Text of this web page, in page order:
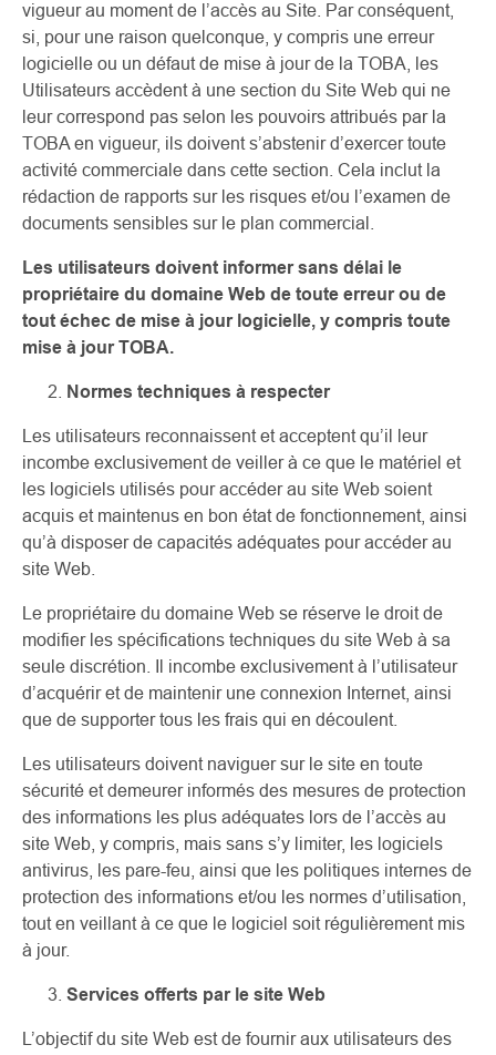
vigueur au moment de l’accès au Site. Par conséquent,
si, pour une raison quelconque, y compris une erreur
logicielle ou un défaut de mise à jour de la TOBA, les
Utilisateurs accèdent à une section du Site Web qui ne
leur correspond pas selon les pouvoirs attribués par la
TOBA en vigueur, ils doivent s’abstenir d’exercer toute
activité commerciale dans cette section. Cela inclut la
rédaction de rapports sur les risques et/ou l’examen de
documents sensibles sur le plan commercial.
Les utilisateurs doivent informer sans délai le
propriétaire du domaine Web de toute erreur ou de
tout échec de mise à jour logicielle, y compris toute
mise à jour TOBA.
Normes techniques à respecter
Les utilisateurs reconnaissent et acceptent qu’il leur
incombe exclusivement de veiller à ce que le matériel et
les logiciels utilisés pour accéder au site Web soient
acquis et maintenus en bon état de fonctionnement, ainsi
qu’à disposer de capacités adéquates pour accéder au
site Web.
Le propriétaire du domaine Web se réserve le droit de
modifier les spécifications techniques du site Web à sa
seule discrétion. Il incombe exclusivement à l’utilisateur
d’acquérir et de maintenir une connexion Internet, ainsi
que de supporter tous les frais qui en découlent.
Les utilisateurs doivent naviguer sur le site en toute
sécurité et demeurer informés des mesures de protection
des informations les plus adéquates lors de l’accès au
site Web, y compris, mais sans s’y limiter, les logiciels
antivirus, les pare-feu, ainsi que les politiques internes de
protection des informations et/ou les normes d’utilisation,
tout en veillant à ce que le logiciel soit régulièrement mis
à jour.
Services offerts par le site Web
L’objectif du site Web est de fournir aux utilisateurs des